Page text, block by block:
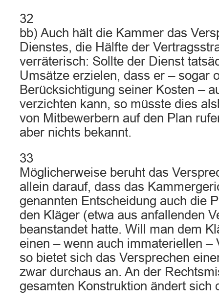
32
bb) Auch hält die Kammer das
Dienstes, die Hälfte der
verräterisch: Sollte der Dienst
Umsätze erzielen, dass er – sogar
Berücksichtigung seiner Kosten –
verzichten kann, so müsste dies
von Mitbewerbern auf den Plan
aber nichts bekannt.
33
Möglicherweise beruht das
allein darauf, dass das
genannten Entscheidung auch die
den Kläger (etwa aus anfallenden
beanstandet hatte. Will man dem
einen – wenn auch immateriellen –
so bietet sich das Versprechen
zwar durchaus an. An der
gesamten Konstruktion ändert sich